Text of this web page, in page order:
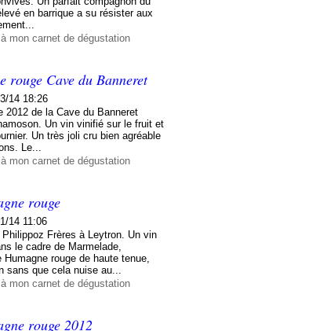
en barrique a su résister aux
mon carnet de dégustation
rouge Cave du Banneret
14 18:26
2012 de la Cave du Banneret
Un vin vinifié sur le fruit et
Un très joli cru bien agréable
Le...
mon carnet de dégustation
rouge
14 11:06
Philippoz Frères à Leytron. Un vin
le cadre de Marmelade,
rouge de haute tenue,
sans que cela nuise au...
mon carnet de dégustation
rouge 2012